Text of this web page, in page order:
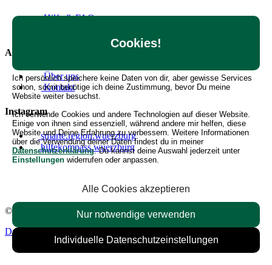
Cookies!
Ich persönlich speichere keine Daten von dir, aber gewisse Services
schon, somit benötige ich deine Zustimmung, bevor Du meine
Website weiter besuchst.
Ich verwende Cookies und andere Technologien auf dieser Website.
Einige von ihnen sind essenziell, während andere mir helfen, diese
Website und Deine Erfahrung zu verbessern. Weitere Informationen
über die Verwendung deiner Daten findest du in meiner
Datenschutzerklärung. Du kannst deine Auswahl jederzeit unter
Einstellungen widerrufen oder anpassen.
Alle Cookies akzeptieren
Nur notwendige verwenden
Individuelle Datenschutzeinstellungen
Hilfe & FAQ
Allgemein
Über uns
Kontakt
Instagram
smarte.region.wuerzburg
hilfekompass.wuerzburg
© 2026 Hilfekompass Region Würzburg.Alle Rechte vorbehalten.
Datenschutzerklärung